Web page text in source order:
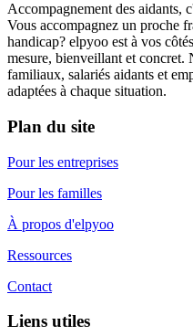
Accompagnement des aidants,
Vous accompagnez un proche
handicap? elpyoo est à vos
mesure, bienveillant et concret.
familiaux, salariés aidants et
adaptées à chaque situation.
Plan du site
Pour les entreprises
Pour les familles
À propos d'elpyoo
Ressources
Contact
Liens utiles